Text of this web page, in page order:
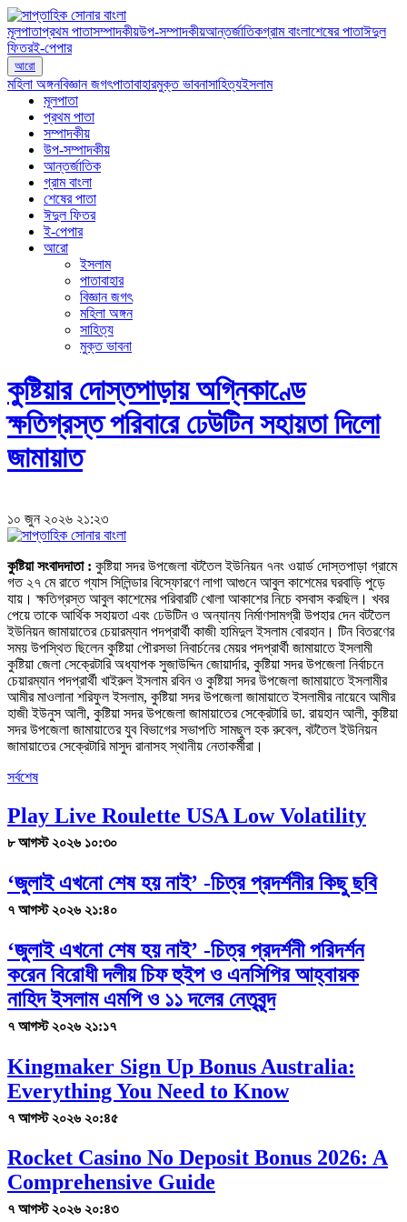
মূলপাতাপ্রথম পাতাসম্পাদকীয়উপ-সম্পাদকীয়আন্তর্জাতিকগ্রাম বাংলাশেষের পাতাঈদুল
ফিতরই-পেপার
আরো
মহিলা অঙ্গনবিজ্ঞান জগৎপাতাবাহারমুক্ত ভাবনাসাহিত্যইসলাম
মূলপাতা
প্রথম পাতা
সম্পাদকীয়
উপ-সম্পাদকীয়
আন্তর্জাতিক
গ্রাম বাংলা
শেষের পাতা
ঈদুল ফিতর
ই-পেপার
আরো
ইসলাম
পাতাবাহার
বিজ্ঞান জগৎ
মহিলা অঙ্গন
সাহিত্য
মুক্ত ভাবনা
কুষ্টিয়ার দোস্তপাড়ায় অগ্নিকাণ্ডে
ক্ষতিগ্রস্ত পরিবারে ঢেউটিন সহায়তা দিলো
জামায়াত
১০ জুন ২০২৬ ২১:২৩
কুষ্টিয়া সংবাদদাতা : কুষ্টিয়া সদর উপজেলা বটতৈল ইউনিয়ন ৭নং ওয়ার্ড দোস্তপাড়া গ্রামে
গত ২৭ মে রাতে গ্যাস সিলিন্ডার বিস্ফোরণে লাগা আগুনে আবুল কাশেমের ঘরবাড়ি পুড়ে
যায়। ক্ষতিগ্রস্ত আবুল কাশেমের পরিবারটি খোলা আকাশের নিচে বসবাস করছিল। খবর
পেয়ে তাকে আর্থিক সহায়তা এবং ঢেউটিন ও অন্যান্য নির্মাণসামগ্রী উপহার দেন বটতৈল
ইউনিয়ন জামায়াতের চেয়ারম্যান পদপ্রার্থী কাজী হামিদুল ইসলাম বোরহান। টিন বিতরণের
সময় উপস্থিত ছিলেন কুষ্টিয়া পৌরসভা নিবার্চনের মেয়র পদপ্রার্থী জামায়াতে ইসলামী
কুষ্টিয়া জেলা সেক্রেটারি অধ্যাপক সুজাউদ্দিন জোয়ার্দার, কুষ্টিয়া সদর উপজেলা নির্বাচনে
চেয়ারম্যান পদপ্রার্থী খাইরুল ইসলাম রবিন ও কুষ্টিয়া সদর উপজেলা জামায়াতে ইসলামীর
আমীর মাওলানা শরিফুল ইসলাম, কুষ্টিয়া সদর উপজেলা জামায়াতে ইসলামীর নায়েবে আমীর
হাজী ইউনুস আলী, কুষ্টিয়া সদর উপজেলা জামায়াতের সেক্রেটারি ডা. রায়হান আলী, কুষ্টিয়া
সদর উপজেলা জামায়াতের যুব বিভাগের সভাপতি সামছুল হক রুবেল, বটতৈল ইউনিয়ন
জামায়াতের সেক্রেটারি মাসুদ রানাসহ স্থানীয় নেতাকর্মীরা।
সর্বশেষ
Play Live Roulette USA Low Volatility
৮ আগস্ট ২০২৬ ১০:৩০
‘জুলাই এখনো শেষ হয় নাই’ -চিত্র প্রদর্শনীর কিছু ছবি
৭ আগস্ট ২০২৬ ২১:৪০
‘জুলাই এখনো শেষ হয় নাই’ -চিত্র প্রদর্শনী পরিদর্শন
করেন বিরোধী দলীয় চিফ হুইপ ও এনসিপির আহ্বায়ক
নাহিদ ইসলাম এমপি ও ১১ দলের নেতৃবৃন্দ
৭ আগস্ট ২০২৬ ২১:১৭
Kingmaker Sign Up Bonus Australia:
Everything You Need to Know
৭ আগস্ট ২০২৬ ২০:৪৫
Rocket Casino No Deposit Bonus 2026: A
Comprehensive Guide
৭ আগস্ট ২০২৬ ২০:৪৩